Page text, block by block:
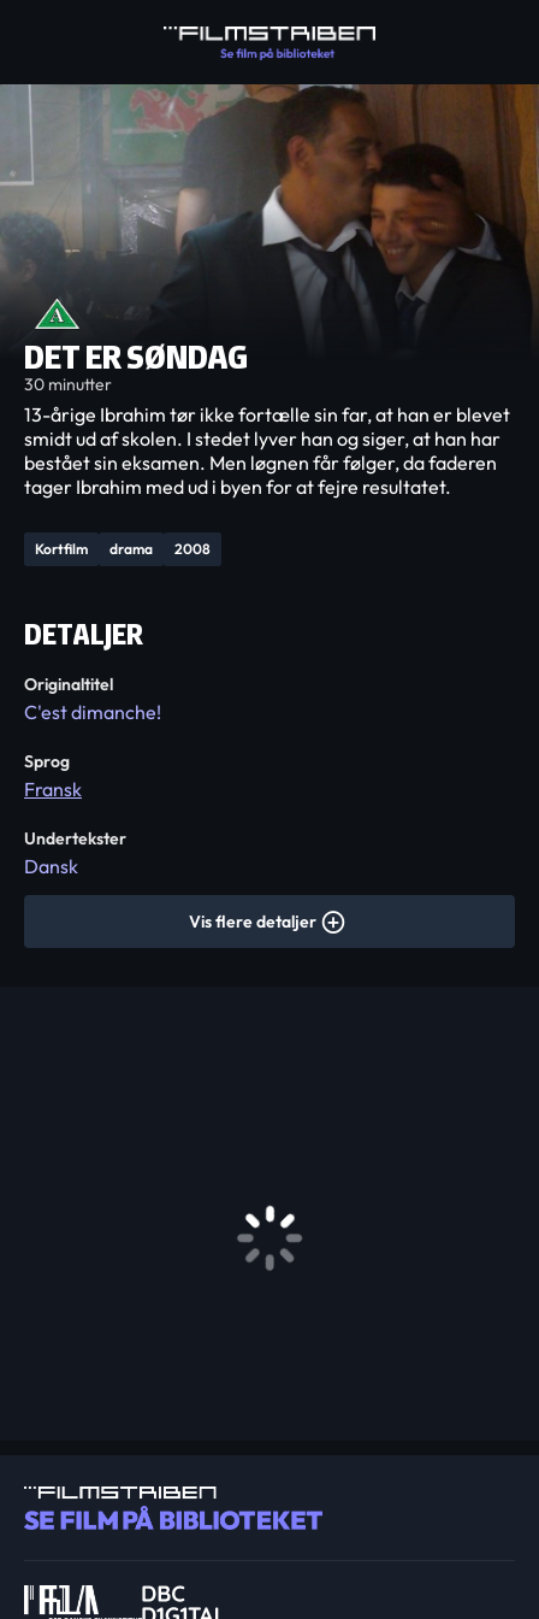
DET ER SØNDAG
30 minutter
Kortfilm drama 2008
13-årige Ibrahim tør ikke fortælle sin far, at han er blevet
smidt ud af skolen. I stedet lyver han og siger, at han har
bestået sin eksamen. Men løgnen får følger, da faderen
tager Ibrahim med ud i byen for at fejre resultatet.
DETALJER
Originaltitel
C'est dimanche!
Sprog
Fransk
Undertekster
Dansk
Vis flere detaljer